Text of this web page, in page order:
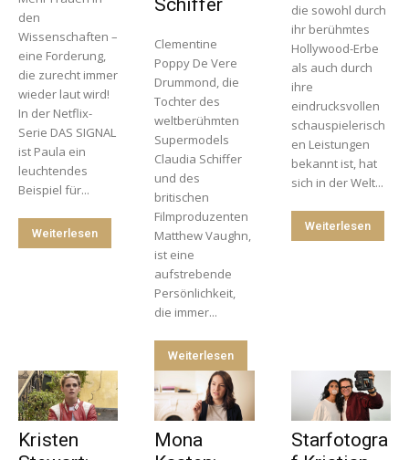
den
Wissenschaften –
eine Forderung,
die zurecht immer
wieder laut wird!
In der Netflix-
Serie DAS SIGNAL
ist Paula ein
leuchtendes
Beispiel für...
Weiterlesen
Schiffer
Clementine
Poppy De Vere
Drummond, die
Tochter des
weltberühmten
Supermodels
Claudia Schiffer
und des
britischen
Filmproduzenten
Matthew Vaughn,
ist eine
aufstrebende
Persönlichkeit,
die immer...
Weiterlesen
die sowohl durch
ihr berühmtes
Hollywood-Erbe
als auch durch
ihre
eindrucksvollen
schauspielerisch
en Leistungen
bekannt ist, hat
sich in der Welt...
Weiterlesen
Kristen
Mona
Starfotogra